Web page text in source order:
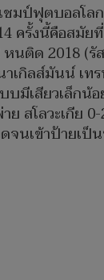
ชมป์ฟุตบอลโล
ครั้งนี้คือสมัย
นติด 2018 (รั
เกิลส์มันน์ เท
มีเสียวเล็กน้อ
สโลวะเกีย
จนเข้าป้ายเ